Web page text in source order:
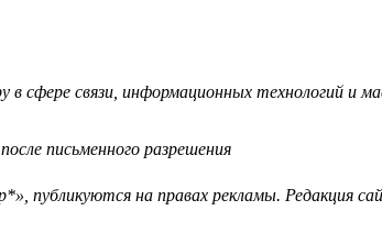
сфере связи, информационных технологий и
письменного разрешения
публикуются на правах рекламы. Редакция